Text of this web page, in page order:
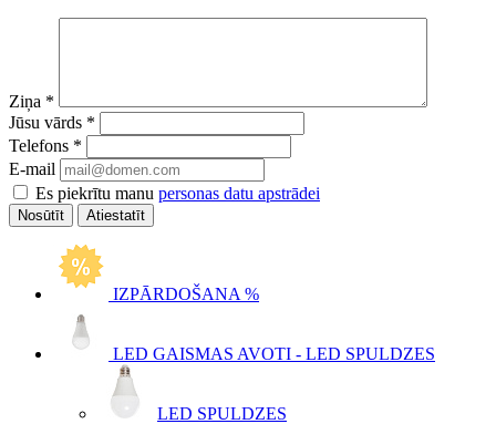
Ziņa *
Jūsu vārds *
Telefons *
E-mail
Es piekrītu manu personas datu apstrādei
Atiestatīt
IZPĀRDOŠANA %
LED GAISMAS AVOTI - LED SPULDZES
LED SPULDZES